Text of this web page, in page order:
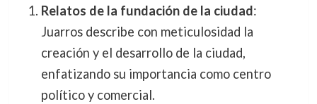
Relatos de la fundación de la ciudad:
Juarros describe con meticulosidad la
creación y el desarrollo de la ciudad,
enfatizando su importancia como centro
político y comercial.